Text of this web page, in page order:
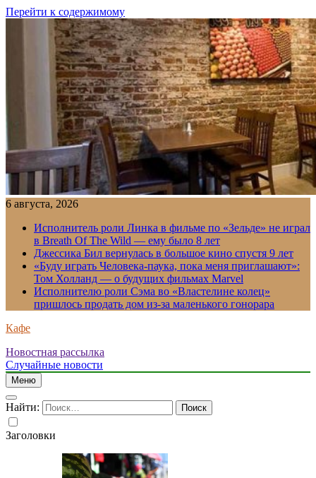
Перейти к содержимому
6 августа, 2026
Исполнитель роли Линка в фильме по «Зельде» не играл
в Breath Of The Wild — ему было 8 лет
Джессика Бил вернулась в большое кино спустя 9 лет
«Буду играть Человека-паука, пока меня приглашают»:
Том Холланд — о будущих фильмах Marvel
Исполнителю роли Сэма во «Властелине колец»
пришлось продать дом из-за маленького гонорара
Кафе
Новостная рассылка
Случайные новости
Меню
Найти:
Заголовки